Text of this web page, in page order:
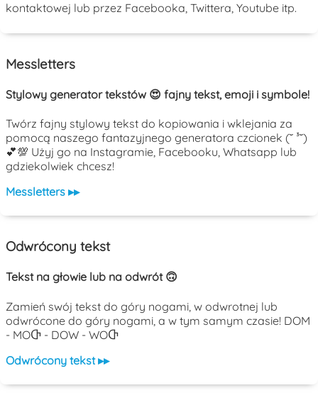
kontaktowej lub przez Facebooka, Twittera, Youtube itp.
Messletters
Stylowy generator tekstów 😍 fajny tekst, emoji i symbole!
Twórz fajny stylowy tekst do kopiowania i wklejania za
pomocą naszego fantazyjnego generatora czcionek (˘ ³˘)
💕💯 Użyj go na Instagramie, Facebooku, Whatsapp lub
gdziekolwiek chcesz!
Messletters ▸▸
Odwrócony tekst
Tekst na głowie lub na odwrót 🙃
Zamień swój tekst do góry nogami, w odwrotnej lub
odwrócone do góry nogami, a w tym samym czasie! DOM
- MOႧ - DOW - WOႧ
Odwrócony tekst ▸▸